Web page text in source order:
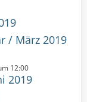
/ März 2019
12:00
2019